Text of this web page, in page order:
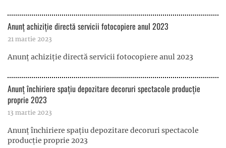
Anunț achiziție directă servicii fotocopiere anul 2023
21 martie 2023
Anunț achiziție directă servicii fotocopiere anul 2023
Anunț închiriere spațiu depozitare decoruri spectacole producție
proprie 2023
13 martie 2023
Anunț închiriere spațiu depozitare decoruri spectacole
producție proprie 2023